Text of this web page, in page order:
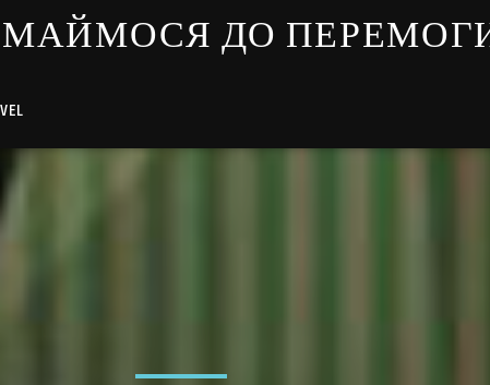
ТРИМАЙМОСЯ ДО